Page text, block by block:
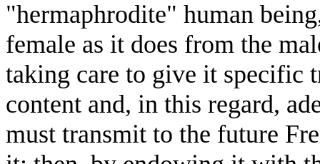
"hermaphrodite" human
female as it does from the
taking care to give it specific
content and, in this regard,
must transmit to the future